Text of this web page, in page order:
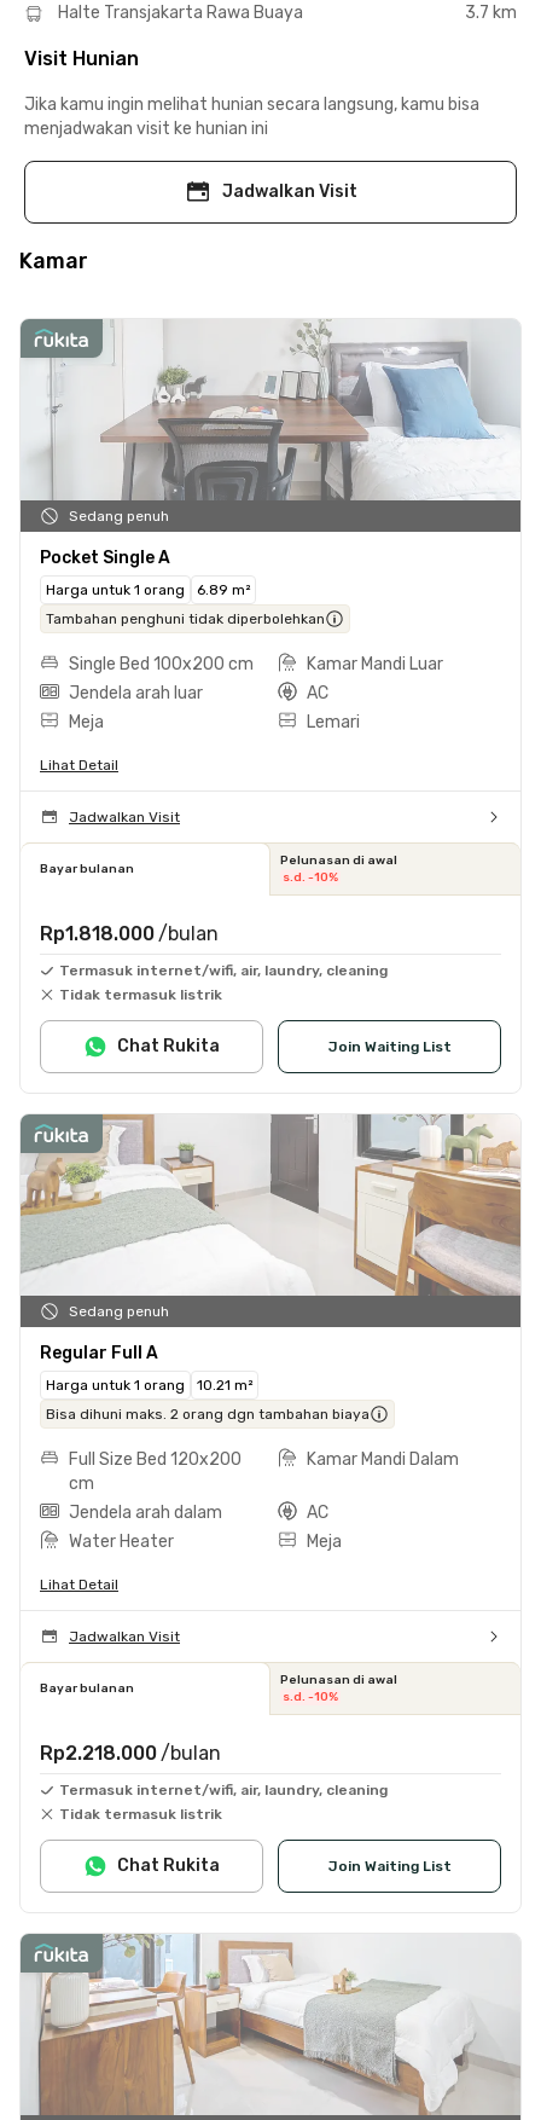
Halte Transjakarta Rawa Buaya
3.7 km
Visit Hunian
Jika kamu ingin melihat hunian secara langsung, kamu bisa
menjadwakan visit ke hunian ini
Jadwalkan Visit
Kamar
Sedang penuh
Pocket Single A
Harga untuk 1 orang
6.89 m²
Tambahan penghuni tidak diperbolehkan
Single Bed 100x200 cm
Kamar Mandi Luar
Jendela arah luar
AC
Meja
Lemari
Lihat Detail
Jadwalkan Visit
Bayar bulanan
Pelunasan di awal
s.d. -10%
Rp1.818.000 /bulan
Termasuk internet/wifi, air, laundry, cleaning
Tidak termasuk listrik
Join Waiting List
Chat Rukita
Sedang penuh
Regular Full A
Harga untuk 1 orang
10.21 m²
Bisa dihuni maks. 2 orang dgn tambahan biaya
Full Size Bed 120x200
cm
Kamar Mandi Dalam
Jendela arah dalam
AC
Water Heater
Meja
Lihat Detail
Jadwalkan Visit
Bayar bulanan
Pelunasan di awal
s.d. -10%
Rp2.218.000 /bulan
Termasuk internet/wifi, air, laundry, cleaning
Tidak termasuk listrik
Join Waiting List
Chat Rukita